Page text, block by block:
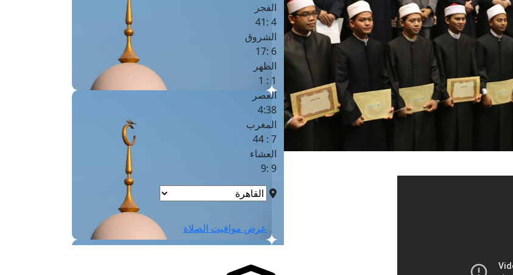
الفجر
4 :41
الشروق
6 :17
الظهر
1 : 1
العصر
4:38
المغرب
7 : 44
العشاء
9 :9
عرض مواقيت الصلاة